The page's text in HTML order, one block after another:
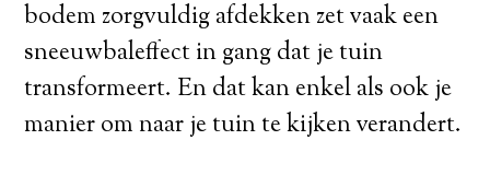
bodem zorgvuldig afdekken zet vaak een
sneeuwbaleffect in gang dat je tuin
transformeert. En dat kan enkel als ook je
manier om naar je tuin te kijken verandert.